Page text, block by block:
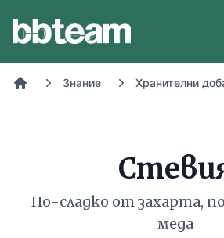
Знание Хранителни
По-сладко от захарта,
меда